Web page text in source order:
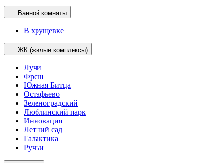
Ванной комнаты
В хрущевке
ЖК (жилые комплексы)
Лучи
Фреш
Южная Битца
Остафьево
Зеленоградский
Люблинский парк
Инновация
Летний сад
Галактика
Ручьи